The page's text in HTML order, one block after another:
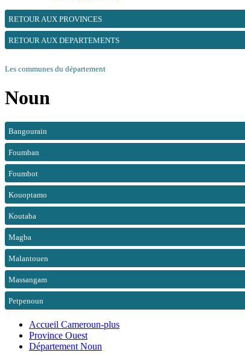
RETOUR AUX PROVINCES
RETOUR AUX DEPARTEMENTS
Les communes du département
Noun
Bangourain
Foumban
Foumbot
Kouoptamo
Koutaba
Magba
Malantouen
Massangam
Petpenoun
Accueil Cameroun-plus
Province Ouest
Département Noun